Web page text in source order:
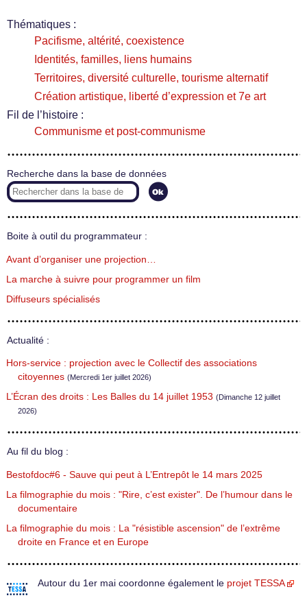
Thématiques :
Pacifisme, altérité, coexistence
Identités, familles, liens humains
Territoires, diversité culturelle, tourisme alternatif
Création artistique, liberté d’expression et 7e art
Fil de l’histoire :
Communisme et post-communisme
Recherche dans la base de données
Boite à outil du programmateur :
Avant d’organiser une projection…
La marche à suivre pour programmer un film
Diffuseurs spécialisés
Actualité :
Hors-service : projection avec le Collectif des associations
citoyennes (Mercredi 1er juillet 2026)
L’Écran des droits : Les Balles du 14 juillet 1953 (Dimanche 12 juillet
2026)
Au fil du blog :
Bestofdoc#6 - Sauve qui peut à L’Entrepôt le 14 mars 2025
La filmographie du mois : "Rire, c’est exister". De l’humour dans le
documentaire
La filmographie du mois : La "résistible ascension" de l’extrême
droite en France et en Europe
Autour du 1er mai coordonne également le projet TESSA